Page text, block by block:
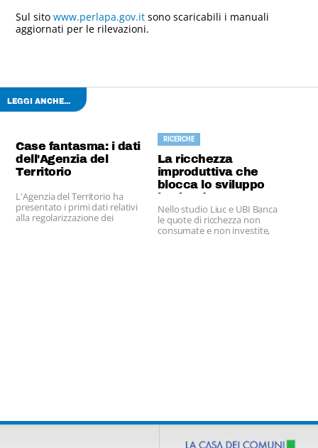
Sul sitowww.perlapa.gov.itsono scaricabili i manuali
aggiornati per le rilevazioni.
LEGGI ANCHE...
Case fantasma: i dati
dell'Agenzia del
Territorio
L'Agenzia del Territorio ha
presentato i primi dati relativi
alla regolarizzazione dei
RICERCHE
La ricchezza
improduttiva che
blocca lo sviluppo
lombardo
Nello studio Liuc e UBI Banca
le quote di ricchezza non
consumate e non investite,